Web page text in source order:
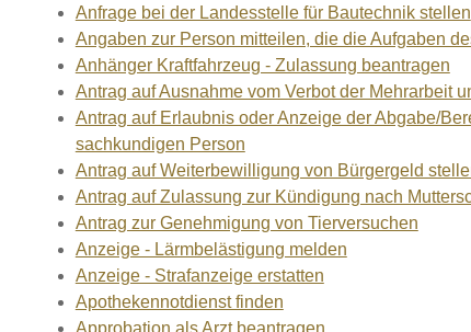
Anfrage bei der Landesstelle für Bautechnik stellen
Angaben zur Person mitteilen, die die Aufgaben
Anhänger Kraftfahrzeug - Zulassung beantragen
Antrag auf Ausnahme vom Verbot der Mehrarbeit
Antrag auf Erlaubnis oder Anzeige der Abgabe/
sachkundigen Person
Antrag auf Weiterbewilligung von Bürgergeld
Antrag auf Zulassung zur Kündigung nach
Antrag zur Genehmigung von Tierversuchen
Anzeige - Lärmbelästigung melden
Anzeige - Strafanzeige erstatten
Apothekennotdienst finden
Approbation als Arzt beantragen